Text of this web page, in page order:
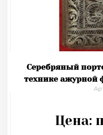
Серебряный
технике ажурной
Цена: